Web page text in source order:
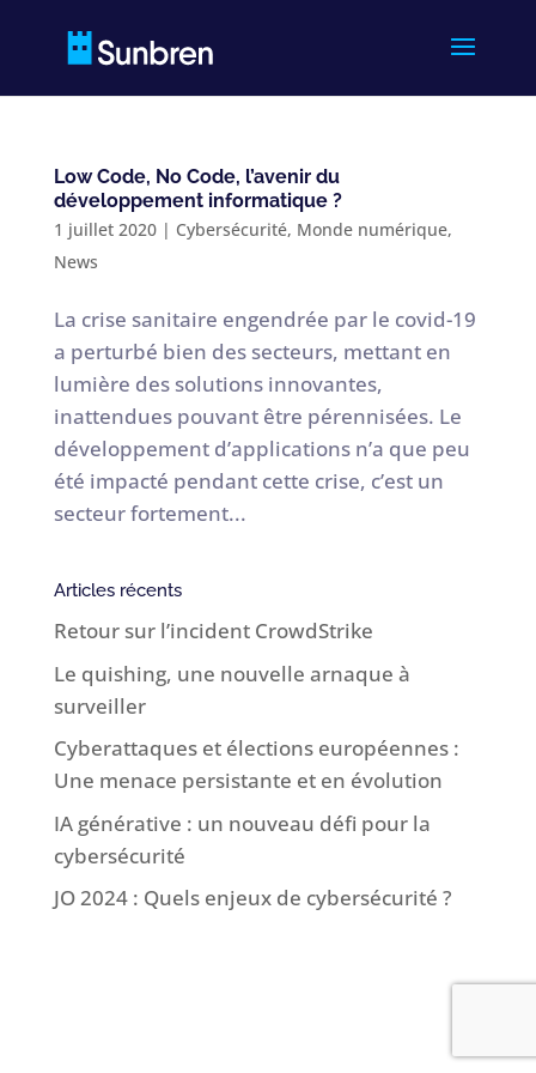
Low Code, No Code, l’avenir du
développement informatique ?
1 juillet 2020| Cybersécurité, Monde numérique,
News
La crise sanitaire engendrée par le covid-19
a perturbé bien des secteurs, mettant en
lumière des solutions innovantes,
inattendues pouvant être pérennisées. Le
développement d’applications n’a que peu
été impacté pendant cette crise, c’est un
secteur fortement...
Articles récents
Retour sur l’incident CrowdStrike
Le quishing, une nouvelle arnaque à
surveiller
Cyberattaques et élections européennes :
Une menace persistante et en évolution
IA générative : un nouveau défi pour la
cybersécurité
JO 2024 : Quels enjeux de cybersécurité ?